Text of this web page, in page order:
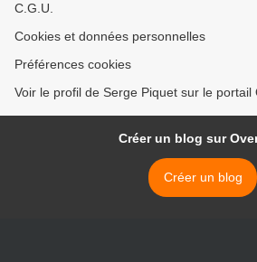
C.G.U.
Cookies et données personnelles
Préférences cookies
Voir le profil de Serge Piquet sur le portail
Créer un blog sur
Créer un blog